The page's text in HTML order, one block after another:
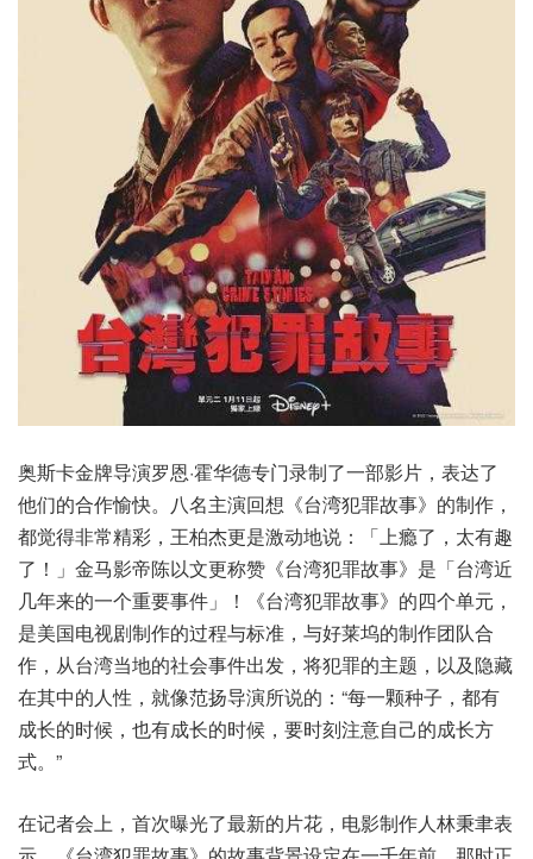
奥斯卡金牌导演罗恩·霍华德专门录制了一部影片，表达了
他们的合作愉快。八名主演回想《台湾犯罪故事》的制作，
都觉得非常精彩，王柏杰更是激动地说：「上瘾了，太有趣
了！」金马影帝陈以文更称赞《台湾犯罪故事》是「台湾近
几年来的一个重要事件」！《台湾犯罪故事》的四个单元，
是美国电视剧制作的过程与标准，与好莱坞的制作团队合
作，从台湾当地的社会事件出发，将犯罪的主题，以及隐藏
在其中的人性，就像范扬导演所说的：“每一颗种子，都有
成长的时候，也有成长的时候，要时刻注意自己的成长方
式。”
在记者会上，首次曝光了最新的片花，电影制作人林秉聿表